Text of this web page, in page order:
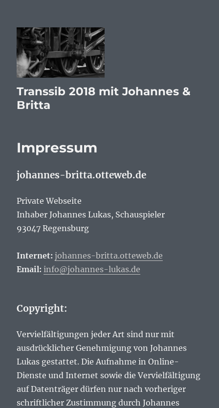
Transsib 2018 mit Johannes &
Britta
Impressum
johannes-britta.otteweb.de
Private Webseite
Inhaber Johannes Lukas, Schauspieler
93047 Regensburg
Internet: johannes-britta.otteweb.de
Email: info@johannes-lukas.de
Copyright:
Vervielfältigungen jeder Art sind nur mit
ausdrücklicher Genehmigung von Johannes
Lukas gestattet. Die Aufnahme in Online-
Dienste und Internet sowie die Vervielfältigung
auf Datenträger dürfen nur nach vorheriger
schriftlicher Zustimmung durch Johannes